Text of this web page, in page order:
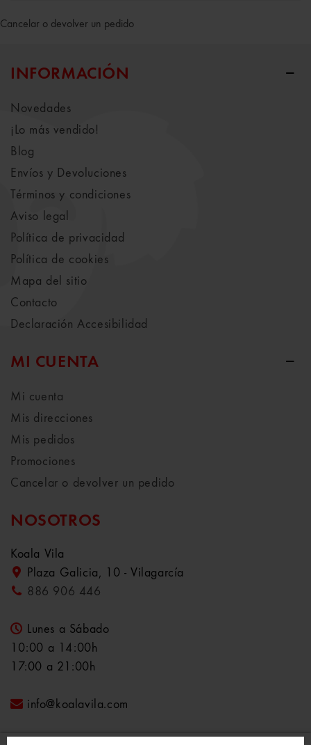
Cancelar o devolver un pedido
INFORMACIÓN
Novedades
¡Lo más vendido!
Blog
Envíos y Devoluciones
Términos y condiciones
Aviso legal
Política de privacidad
Política de cookies
Mapa del sitio
Contacto
Declaración Accesibilidad
MI CUENTA
Mi cuenta
Mis direcciones
Mis pedidos
Promociones
Cancelar o devolver un pedido
NOSOTROS
Koala Vila
Plaza Galicia, 10 - Vilagarcía
886 906 446
Lunes a Sábado
10:00 a 14:00h
17:00 a 21:00h
info@koalavila.com